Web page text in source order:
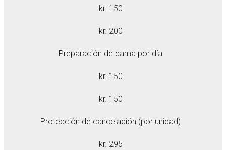
kr. 150
kr. 200
Preparación de cama por día
kr. 150
kr. 150
Protección de cancelación (por unidad)
kr. 295